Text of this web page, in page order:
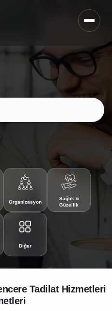
Organizasyon
Sağlık &
Güzellik
Diğer
Tadilat Hizmetleri